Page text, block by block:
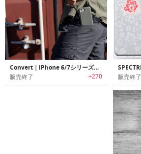
Convert｜iPhone 6/7シリーズ用耐久性、柔軟性に優れた95パラコートストラップ付きケース
販売終了 +270 販売終了